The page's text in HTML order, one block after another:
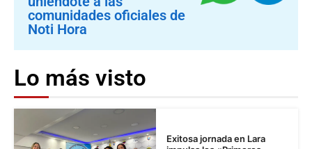
comunidades oficiales de
Noti Hora
Lo más visto
Exitosa jornada en Lara